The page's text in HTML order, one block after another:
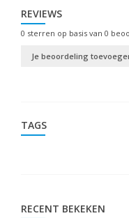
REVIEWS
0 sterren op basis van 0
Je beoordeling
TAGS
RECENT BEKEKEN